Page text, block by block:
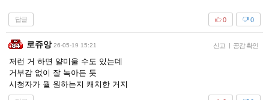
답글 0
0
로쥬앙 26-05-19 15:21 신고 | 공감 확인
저런 거 하면 얄미울 수도 있는데
거부감 없이 잘 녹아든 듯
시청자가 뭘 원하는지 캐치한 거지